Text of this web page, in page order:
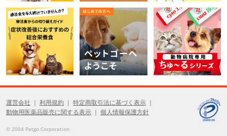
運営会社 利用規約
特定商取引法に基づく表示
動物用医薬品販売に関する表示
個人情報保護方針
© 2004 Petgo Corporation